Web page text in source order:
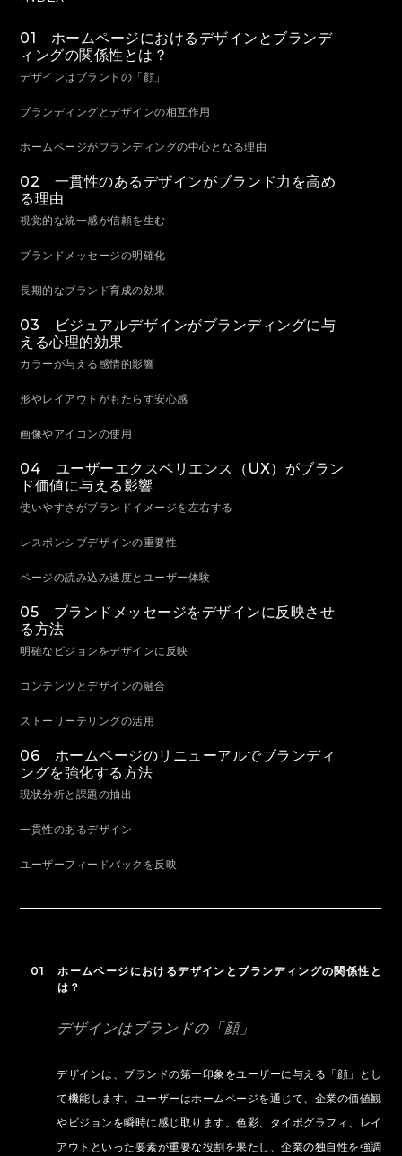
01 ホームページにおけるデザインとブランデ
ィングの関係性とは？
デザインはブランドの「顔」
ブランディングとデザインの相互作用
ホームページがブランディングの中心となる理由
02 一貫性のあるデザインがブランド力を高め
る理由
視覚的な統一感が信頼を生む
ブランドメッセージの明確化
長期的なブランド育成の効果
03 ビジュアルデザインがブランディングに与
える心理的効果
カラーが与える感情的影響
形やレイアウトがもたらす安心感
画像やアイコンの使用
04 ユーザーエクスペリエンス（UX）がブラン
ド価値に与える影響
使いやすさがブランドイメージを左右する
レスポンシブデザインの重要性
ページの読み込み速度とユーザー体験
05 ブランドメッセージをデザインに反映させ
る方法
明確なビジョンをデザインに反映
コンテンツとデザインの融合
ストーリーテリングの活用
06 ホームページのリニューアルでブランディ
ングを強化する方法
現状分析と課題の抽出
一貫性のあるデザイン
ユーザーフィードバックを反映
01 ホームページにおけるデザインとブランディングの関係性と
は？
デザインはブランドの「顔」
デザインは、ブランドの第一印象をユーザーに与える「顔」とし
て機能します。ユーザーはホームページを通じて、企業の価値観
やビジョンを瞬時に感じ取ります。色彩、タイポグラフィ、レイ
アウトといった要素が重要な役割を果たし、企業の独自性を強調